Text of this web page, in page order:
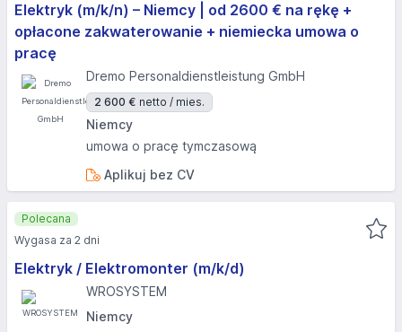
Elektryk (m/k/n) – Niemcy | od 2600 € na rękę +
opłacone zakwaterowanie + niemiecka umowa o
pracę
Dremo Personaldienstleistung GmbH
2 600 € netto / mies.
Niemcy
umowa o pracę tymczasową
Aplikuj bez CV
Elektryk / Elektromonter (m/k/d)
WROSYSTEM
Niemcy
Polecana
Wygasa za 2 dni